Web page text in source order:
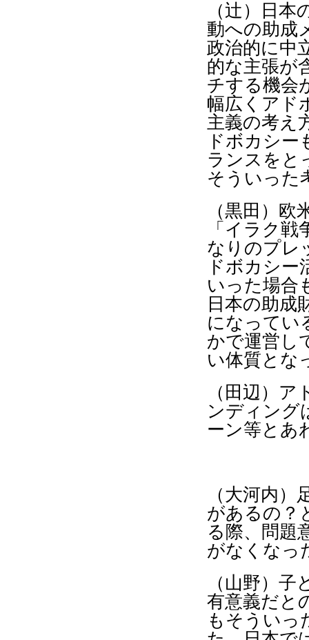
（辻）日
動への助成
政治的に中
的な主張が
チする機会
幅広くアド
主義の考え
ドボカシ
ランスをと
そういった
（黒田）
「イラク
なりのプレ
ドボカシー
いった場合
日本の助成
になってい
かで運営し
い体質とな
（田辺）
ンディング
ーン等とあ
（大河内
があるの？
る際、問題
がなくなっ
（山野）
有意義だと
もそういっ